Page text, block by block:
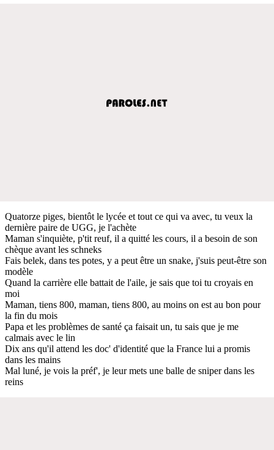
Quatorze piges, bientôt le lycée et tout ce qui va avec, tu veux la
dernière paire de UGG, je l'achète
Maman s'inquiète, p'tit reuf, il a quitté les cours, il a besoin de son
chèque avant les schneks
Fais belek, dans tes potes, y a peut être un snake, j'suis peut-être son
modèle
Quand la carrière elle battait de l'aile, je sais que toi tu croyais en
moi
Maman, tiens 800, maman, tiens 800, au moins on est au bon pour
la fin du mois
Papa et les problèmes de santé ça faisait un, tu sais que je me
calmais avec le lin
Dix ans qu'il attend les doc' d'identité que la France lui a promis
dans les mains
Mal luné, je vois la préf', je leur mets une balle de sniper dans les
reins